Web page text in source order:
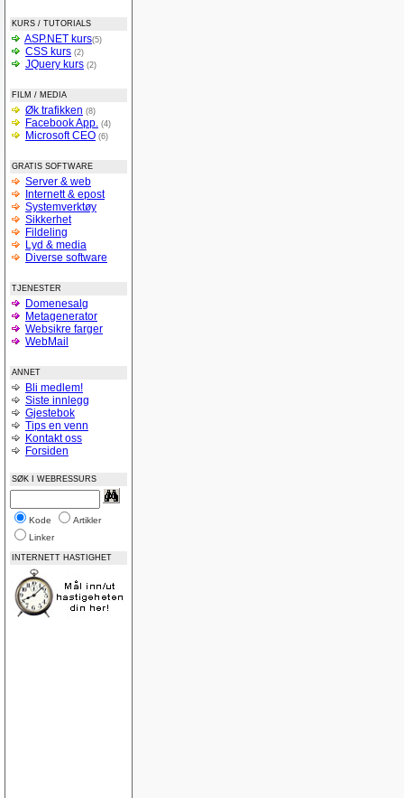
KURS / TUTORIALS
ASP.NET kurs(5)
CSS kurs (2)
JQuery kurs (2)
FILM / MEDIA
Øk trafikken (8)
Facebook App. (4)
Microsoft CEO (6)
GRATIS SOFTWARE
Server & web
Internett & epost
Systemverktøy
Sikkerhet
Fildeling
Lyd & media
Diverse software
TJENESTER
Domenesalg
Metagenerator
Websikre farger
WebMail
ANNET
Bli medlem!
Siste innlegg
Gjestebok
Tips en venn
Kontakt oss
Forsiden
SØK I WEBRESSURS
Kode
Artikler
Linker
INTERNETT HASTIGHET